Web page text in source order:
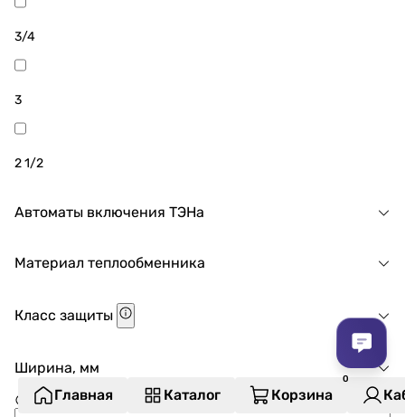
3/4
3
2 1/2
Автоматы включения ТЭНа
Материал теплообменника
Класс защиты
Ширина, мм
Главная
Каталог Корзина